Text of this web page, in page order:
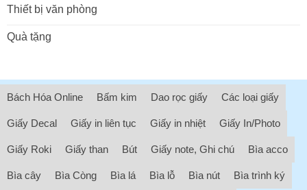
Thiết bị văn phòng
Quà tặng
Bách Hóa Online Bấm kim Dao rọc giấy Các loại giấy
Giấy Decal Giấy in liên tục Giấy in nhiệt Giấy In/Photo
Giấy Roki Giấy than Bút Giấy note, Ghi chú Bìa acco
Bìa cây Bìa Còng Bìa lá Bìa lỗ Bìa nút Bìa trình ký